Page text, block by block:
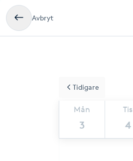
Avbryt
Mån
3
Tis
4
Tidigare